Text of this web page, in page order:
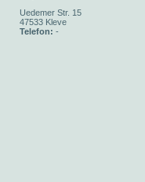
Uedemer Str. 15
47533 Kleve
Telefon: -